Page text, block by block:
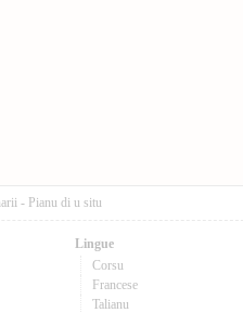
- Pianu di u situ
Lingue
Corsu
Francese
Talianu